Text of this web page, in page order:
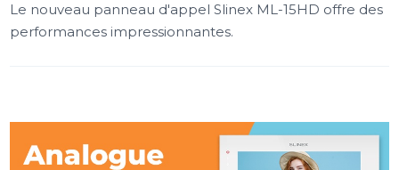
Le nouveau panneau d'appel Slinex ML-15HD offre des
performances impressionnantes.